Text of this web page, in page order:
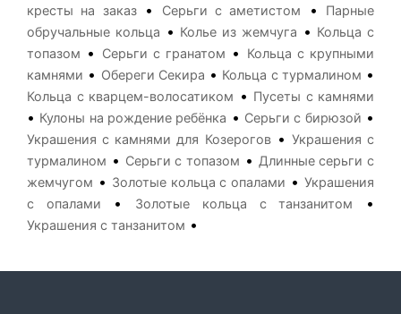
кресты на заказ• Серьги с аметистом •
Парные
обручальные кольца • Колье из жемчуга • Кольца с
топазом • Серьги с гранатом •
Кольца с крупными
камнями • Обереги Секира • Кольца с турмалином •
Кольца с кварцем-волосатиком • Пусеты с камнями
• Кулоны на рождение ребёнка • Серьги с бирюзой •
Украшения с камнями для Козерогов• Украшения с
турмалином • Серьги с топазом • Длинные серьги с
жемчугом • Золотые кольца с опалами •Украшения
с опалами
• Золотые кольца с танзанитом •
Украшения с танзанитом •